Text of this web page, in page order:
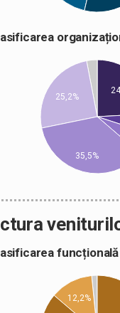
25,2%
35,5%
12,2%